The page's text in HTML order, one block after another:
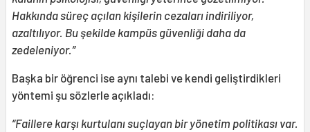
Hakkında süreç açılan kişilerin cezaları indiriliyor,
azaltılıyor. Bu şekilde kampüs güvenliği daha da
zedeleniyor.”
Başka bir öğrenci ise aynı talebi ve kendi geliştirdikleri
yöntemi şu sözlerle açıkladı:
“Faillere karşı kurtulanı suçlayan bir yönetim politikası var.